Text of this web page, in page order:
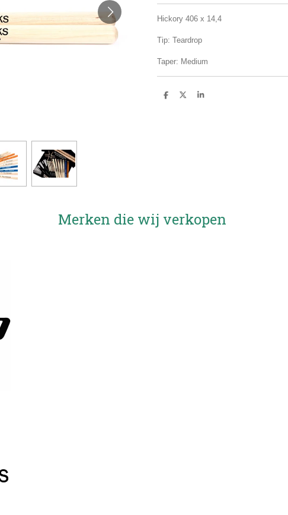
Hickory 406 x 14,4
Tip: Teardrop
Taper: Medium
D
D
S
Merken die wij verkopen